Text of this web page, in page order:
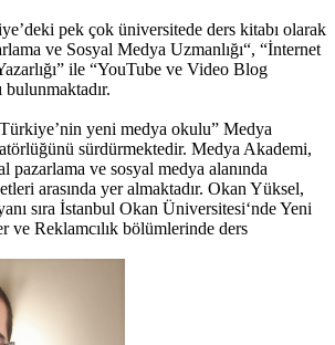
pek çok üniversitede ders kitabı olarak
ve Sosyal Medya Uzmanlığı“, “İnternet
ile “YouTube ve Video Blog
bulunmaktadır.
yeni medya okulu” Medya
sürdürmektedir. Medya Akademi,
pazarlama ve sosyal medya alanında
arasında yer almaktadır. Okan Yüksel,
sıra İstanbul Okan Üniversitesi‘nde Yeni
Reklamcılık bölümlerinde ders